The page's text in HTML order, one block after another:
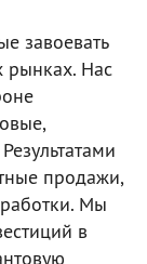
завоевать
рынках. Нас
продажи,
Мы
в